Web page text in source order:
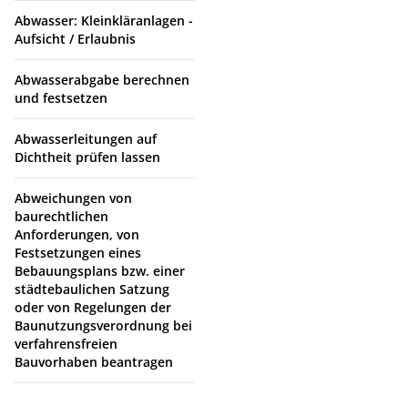
Abwasser: Kleinkläranlagen -
Aufsicht / Erlaubnis
Abwasserabgabe berechnen
und festsetzen
Abwasserleitungen auf
Dichtheit prüfen lassen
Abweichungen von
baurechtlichen
Anforderungen, von
Festsetzungen eines
Bebauungsplans bzw. einer
städtebaulichen Satzung
oder von Regelungen der
Baunutzungsverordnung bei
verfahrensfreien
Bauvorhaben beantragen